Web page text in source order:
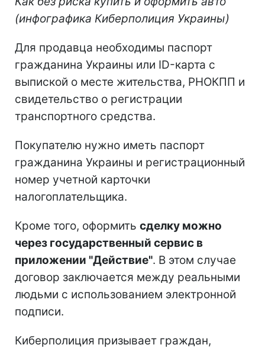
(инфографика Киберполиция Украины)
Для продавца необходимы паспорт
гражданина Украины или ID-карта с
выпиской о месте жительства, РНОКПП и
свидетельство о регистрации
транспортного средства.
Покупателю нужно иметь паспорт
гражданина Украины и регистрационный
номер учетной карточки
налогоплательщика.
Кроме того, оформить сделку можно
через государственный сервис в
приложении "Действие". В этом случае
договор заключается между реальными
людьми с использованием электронной
подписи.
Киберполиция призывает граждан,